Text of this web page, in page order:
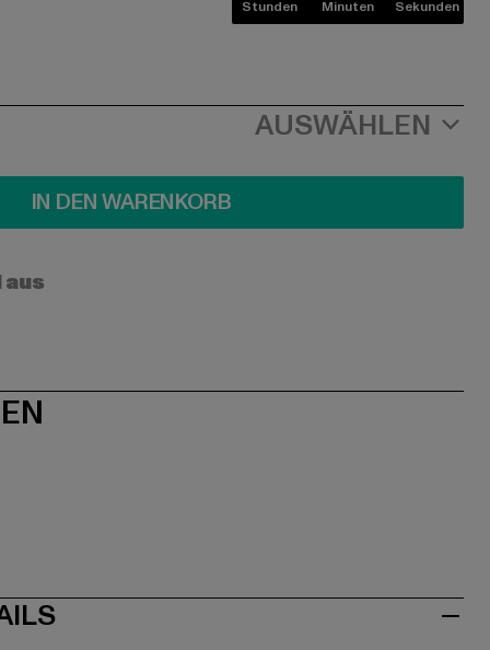
Stunden Minuten Sekunden
AUSWÄHLEN
IN DEN WARENKORB